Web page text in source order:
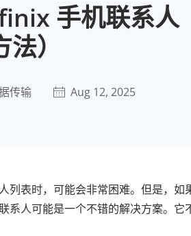
手机联系人
）
传输 Aug 12, 2025
列表时，可能会非常困难。但是，如
系人可能是一个不错的解决方案。它